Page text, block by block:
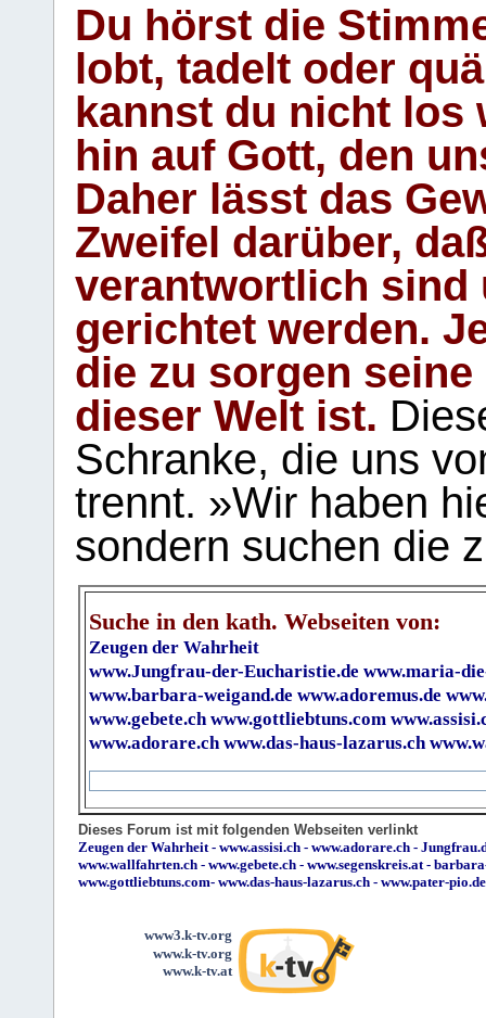
Du hörst die
lobt, tadelt oder
kannst du nicht los
hin auf Gott, den
Daher lässt das
Zweifel darüber,
verantwortlich sind
gerichtet werden.
die zu sorgen
dieser Welt ist.
Schranke, die uns
trennt. »Wir haben
sondern suchen die
Suche in den kath. Webseiten von:
Zeugen der Wahrheit
www.Jungfrau-der-Eucharistie.de www.maria-
www.barbara-weigand.de www.adoremus.de
www.gebete.ch www.gottliebtuns.com
www.adorare.ch www.das-haus-lazarus.ch
Dieses Forum ist mit folgenden Webseiten verlinkt
Zeugen der Wahrheit- www.assisi.ch - www.adorare.ch -
www.wallfahrten.ch - www.gebete.ch - www.segenskreis.at-
www.gottliebtuns.com- www.das-haus-lazarus.ch - www.pater-pio.de
www3.k-tv.org
www.k-tv.org
www.k-tv.at